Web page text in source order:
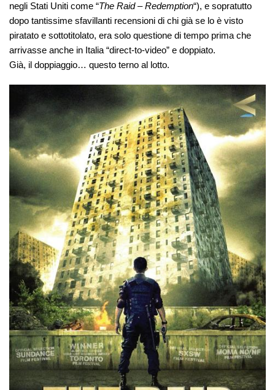
negli Stati Uniti come “The Raid – Redemption“), e sopratutto
dopo tantissime sfavillanti recensioni di chi già se lo è visto
piratato e sottotitolato, era solo questione di tempo prima che
arrivasse anche in Italia “direct-to-video” e doppiato.
Già, il doppiaggio… questo terno al lotto.